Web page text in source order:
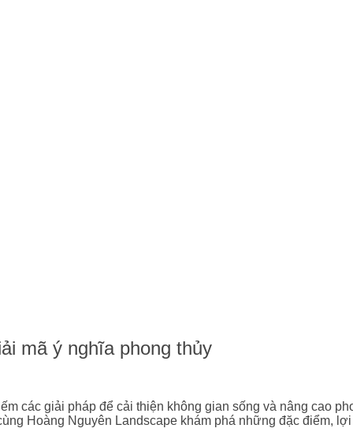
mã ý nghĩa phong thủy
các giải pháp để cải thiện không gian sống và nâng cao
Hoàng Nguyên Landscape khám phá những đặc điểm,